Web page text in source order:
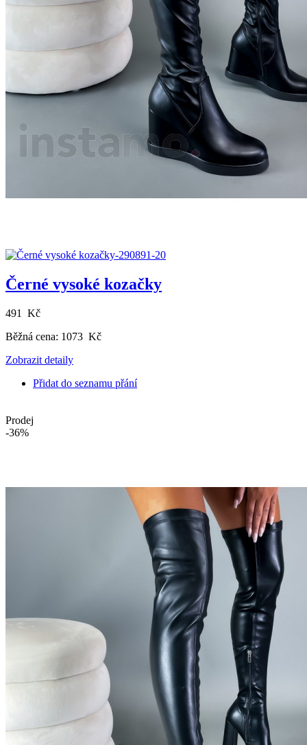
Černé vysoké kozačky
491 Kč
Běžná cena: 1073 Kč
Zobrazit detaily
Přidat do seznamu přání
Prodej
-36%